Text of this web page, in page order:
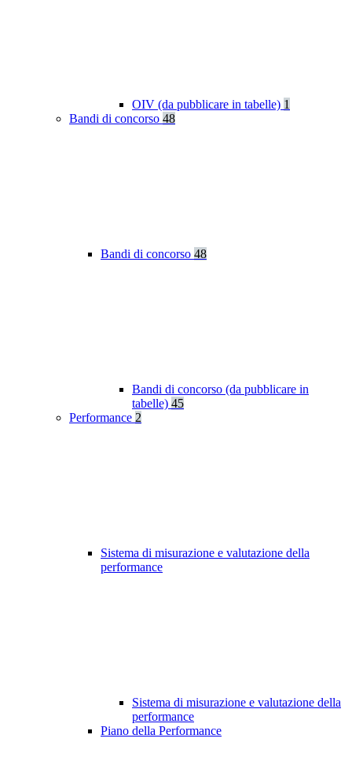
OIV (da pubblicare in tabelle) 1
Bandi di concorso 48
Bandi di concorso 48
Bandi di concorso (da pubblicare in
tabelle) 45
Performance 2
Sistema di misurazione e valutazione della
performance
Sistema di misurazione e valutazione della
performance
Piano della Performance